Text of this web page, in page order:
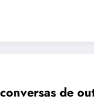
de